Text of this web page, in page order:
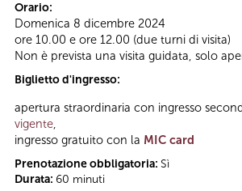
Orario:
Domenica 8 dicembre 2024
ore 10.00 e ore 12.00 (due turni di visita)
Non è prevista una visita guidata, solo
Biglietto d'ingresso:
apertura straordinaria con ingresso
vigente,
ingresso gratuito con la MIC card
Prenotazione obbligatoria: Sì
Durata: 60 minuti